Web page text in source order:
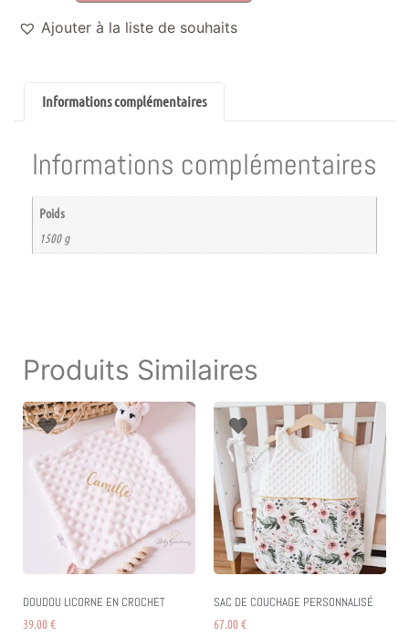
Ajouter à la liste de souhaits
Informations complémentaires
Informations complémentaires
Poids
1500 g
Produits Similaires
DOUDOU LICORNE EN CROCHET
39.00€
SAC DE COUCHAGE PERSONNALISÉ
67.00€